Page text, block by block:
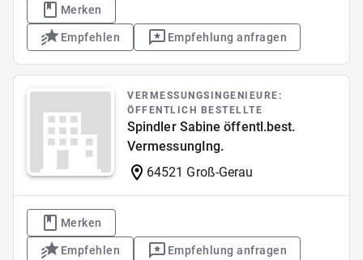
Merken
Empfehlen Empfehlung anfragen
VERMESSUNGSINGENIEURE:
ÖFFENTLICH BESTELLTE
Spindler Sabine öffentl.best.
VermessungIng.
64521 Groß-Gerau
Merken
Empfehlen Empfehlung anfragen